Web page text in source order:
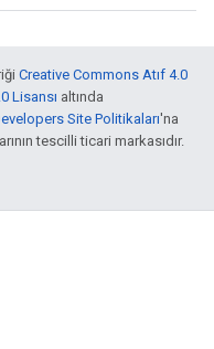
Creative Commons Atıf 4.0
Lisansı altında
Site Politikaları'na
tescilli ticari markasıdır.